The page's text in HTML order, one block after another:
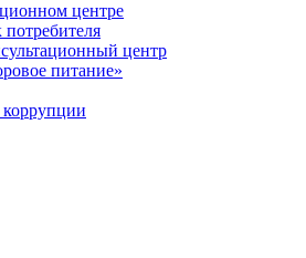
центре
центр
питание»